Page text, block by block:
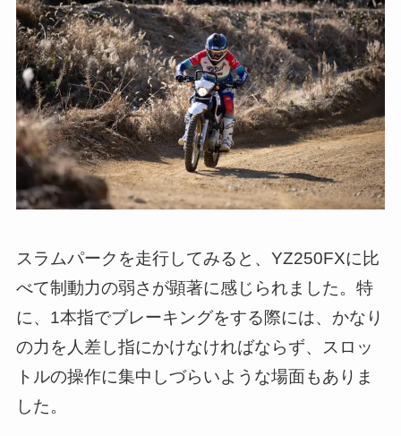
スラムパークを走行してみると、YZ250FXに比
べて制動力の弱さが顕著に感じられました。特
に、1本指でブレーキングをする際には、かなり
の力を人差し指にかけなければならず、スロッ
トルの操作に集中しづらいような場面もありま
した。